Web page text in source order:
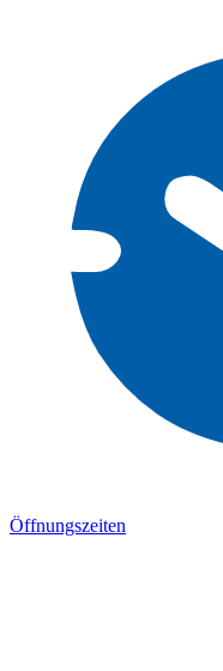
Öffnungszeiten